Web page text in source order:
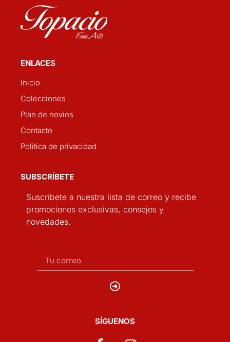
ENLACES
Inicio
Colecciones
Plan de novios
Contacto
Politica de privacidad
SUBSCRÍBETE
Suscríbete a nuestra lista de correo y recibe
promociones exclusivas, consejos y
novedades.
SÍGUENOS